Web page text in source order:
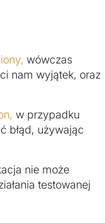
wówczas
nam wyjątek, oraz
w przypadku
błąd, używając
nie może
testowanej